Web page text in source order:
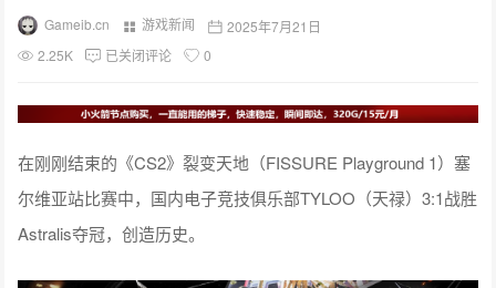
Gameib.cn 游戏新闻
2025年7月21日
2.25K
已关闭评论 0
在刚刚结束的《CS2》裂变天地（FISSURE Playground 1）塞
尔维亚站比赛中，国内电子竞技俱乐部TYLOO（天禄）3:1战胜
Astralis夺冠，创造历史。